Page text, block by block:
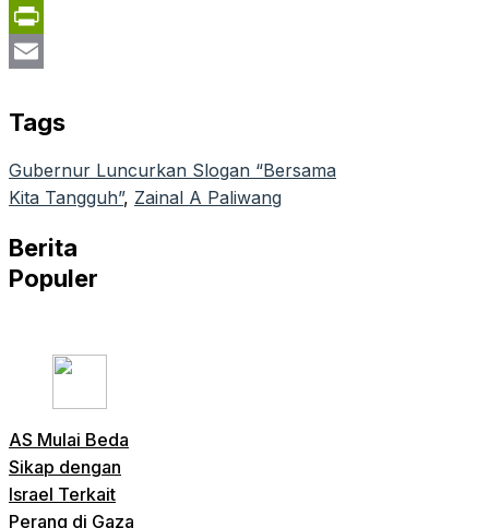
Telegram
PrintFriendly
Tags
Gubernur Luncurkan Slogan “Bersama
Kita Tangguh”, Zainal A Paliwang
Berita
Populer
AS Mulai Beda
Sikap dengan
Israel Terkait
Perang di Gaza